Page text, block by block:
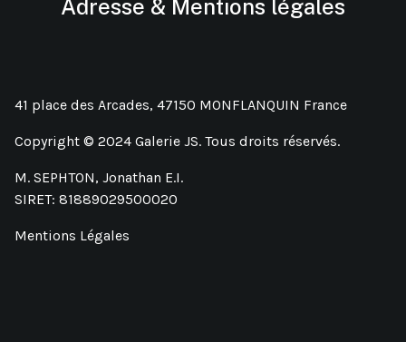
Adresse & Mentions légales
41 place des Arcades, 47150 MONFLANQUIN France
Copyright © 2024 Galerie JS. Tous droits réservés.
M. SEPHTON, Jonathan E.I.
SIRET: 81889029500020
Mentions Légales